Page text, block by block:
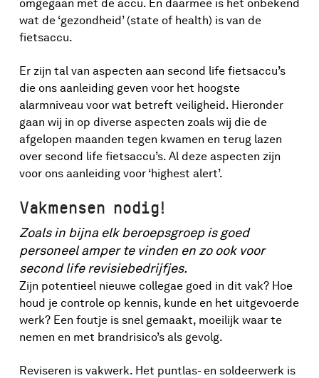
omgegaan met de accu. En daarmee is het onbekend
wat de ‘gezondheid’ (state of health) is van de
fietsaccu.
Er zijn tal van aspecten aan second life fietsaccu’s
die ons aanleiding geven voor het hoogste
alarmniveau voor wat betreft veiligheid. Hieronder
gaan wij in op diverse aspecten zoals wij die de
afgelopen maanden tegen kwamen en terug lazen
over second life fietsaccu’s. Al deze aspecten zijn
voor ons aanleiding voor ‘highest alert’.
Vakmensen nodig!
Zoals in bijna elk beroepsgroep is goed
personeel amper te vinden en zo ook voor
second life revisiebedrijfjes.
Zijn potentieel nieuwe collegae goed in dit vak? Hoe
houd je controle op kennis, kunde en het uitgevoerde
werk? Een foutje is snel gemaakt, moeilijk waar te
nemen en met brandrisico’s als gevolg.
Reviseren is vakwerk. Het puntlas- en soldeerwerk is